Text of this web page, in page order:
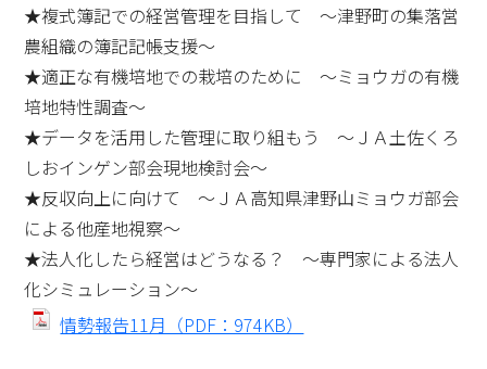
★複式簿記での経営管理を目指して ～津野町の集落営
農組織の簿記記帳支援～
★適正な有機培地での栽培のために ～ミョウガの有機
培地特性調査～
★データを活用した管理に取り組もう ～ＪＡ土佐くろ
しおインゲン部会現地検討会～
★反収向上に向けて ～ＪＡ高知県津野山ミョウガ部会
による他産地視察～
★法人化したら経営はどうなる？ ～専門家による法人
化シミュレーション～
情勢報告11月（PDF：974KB）